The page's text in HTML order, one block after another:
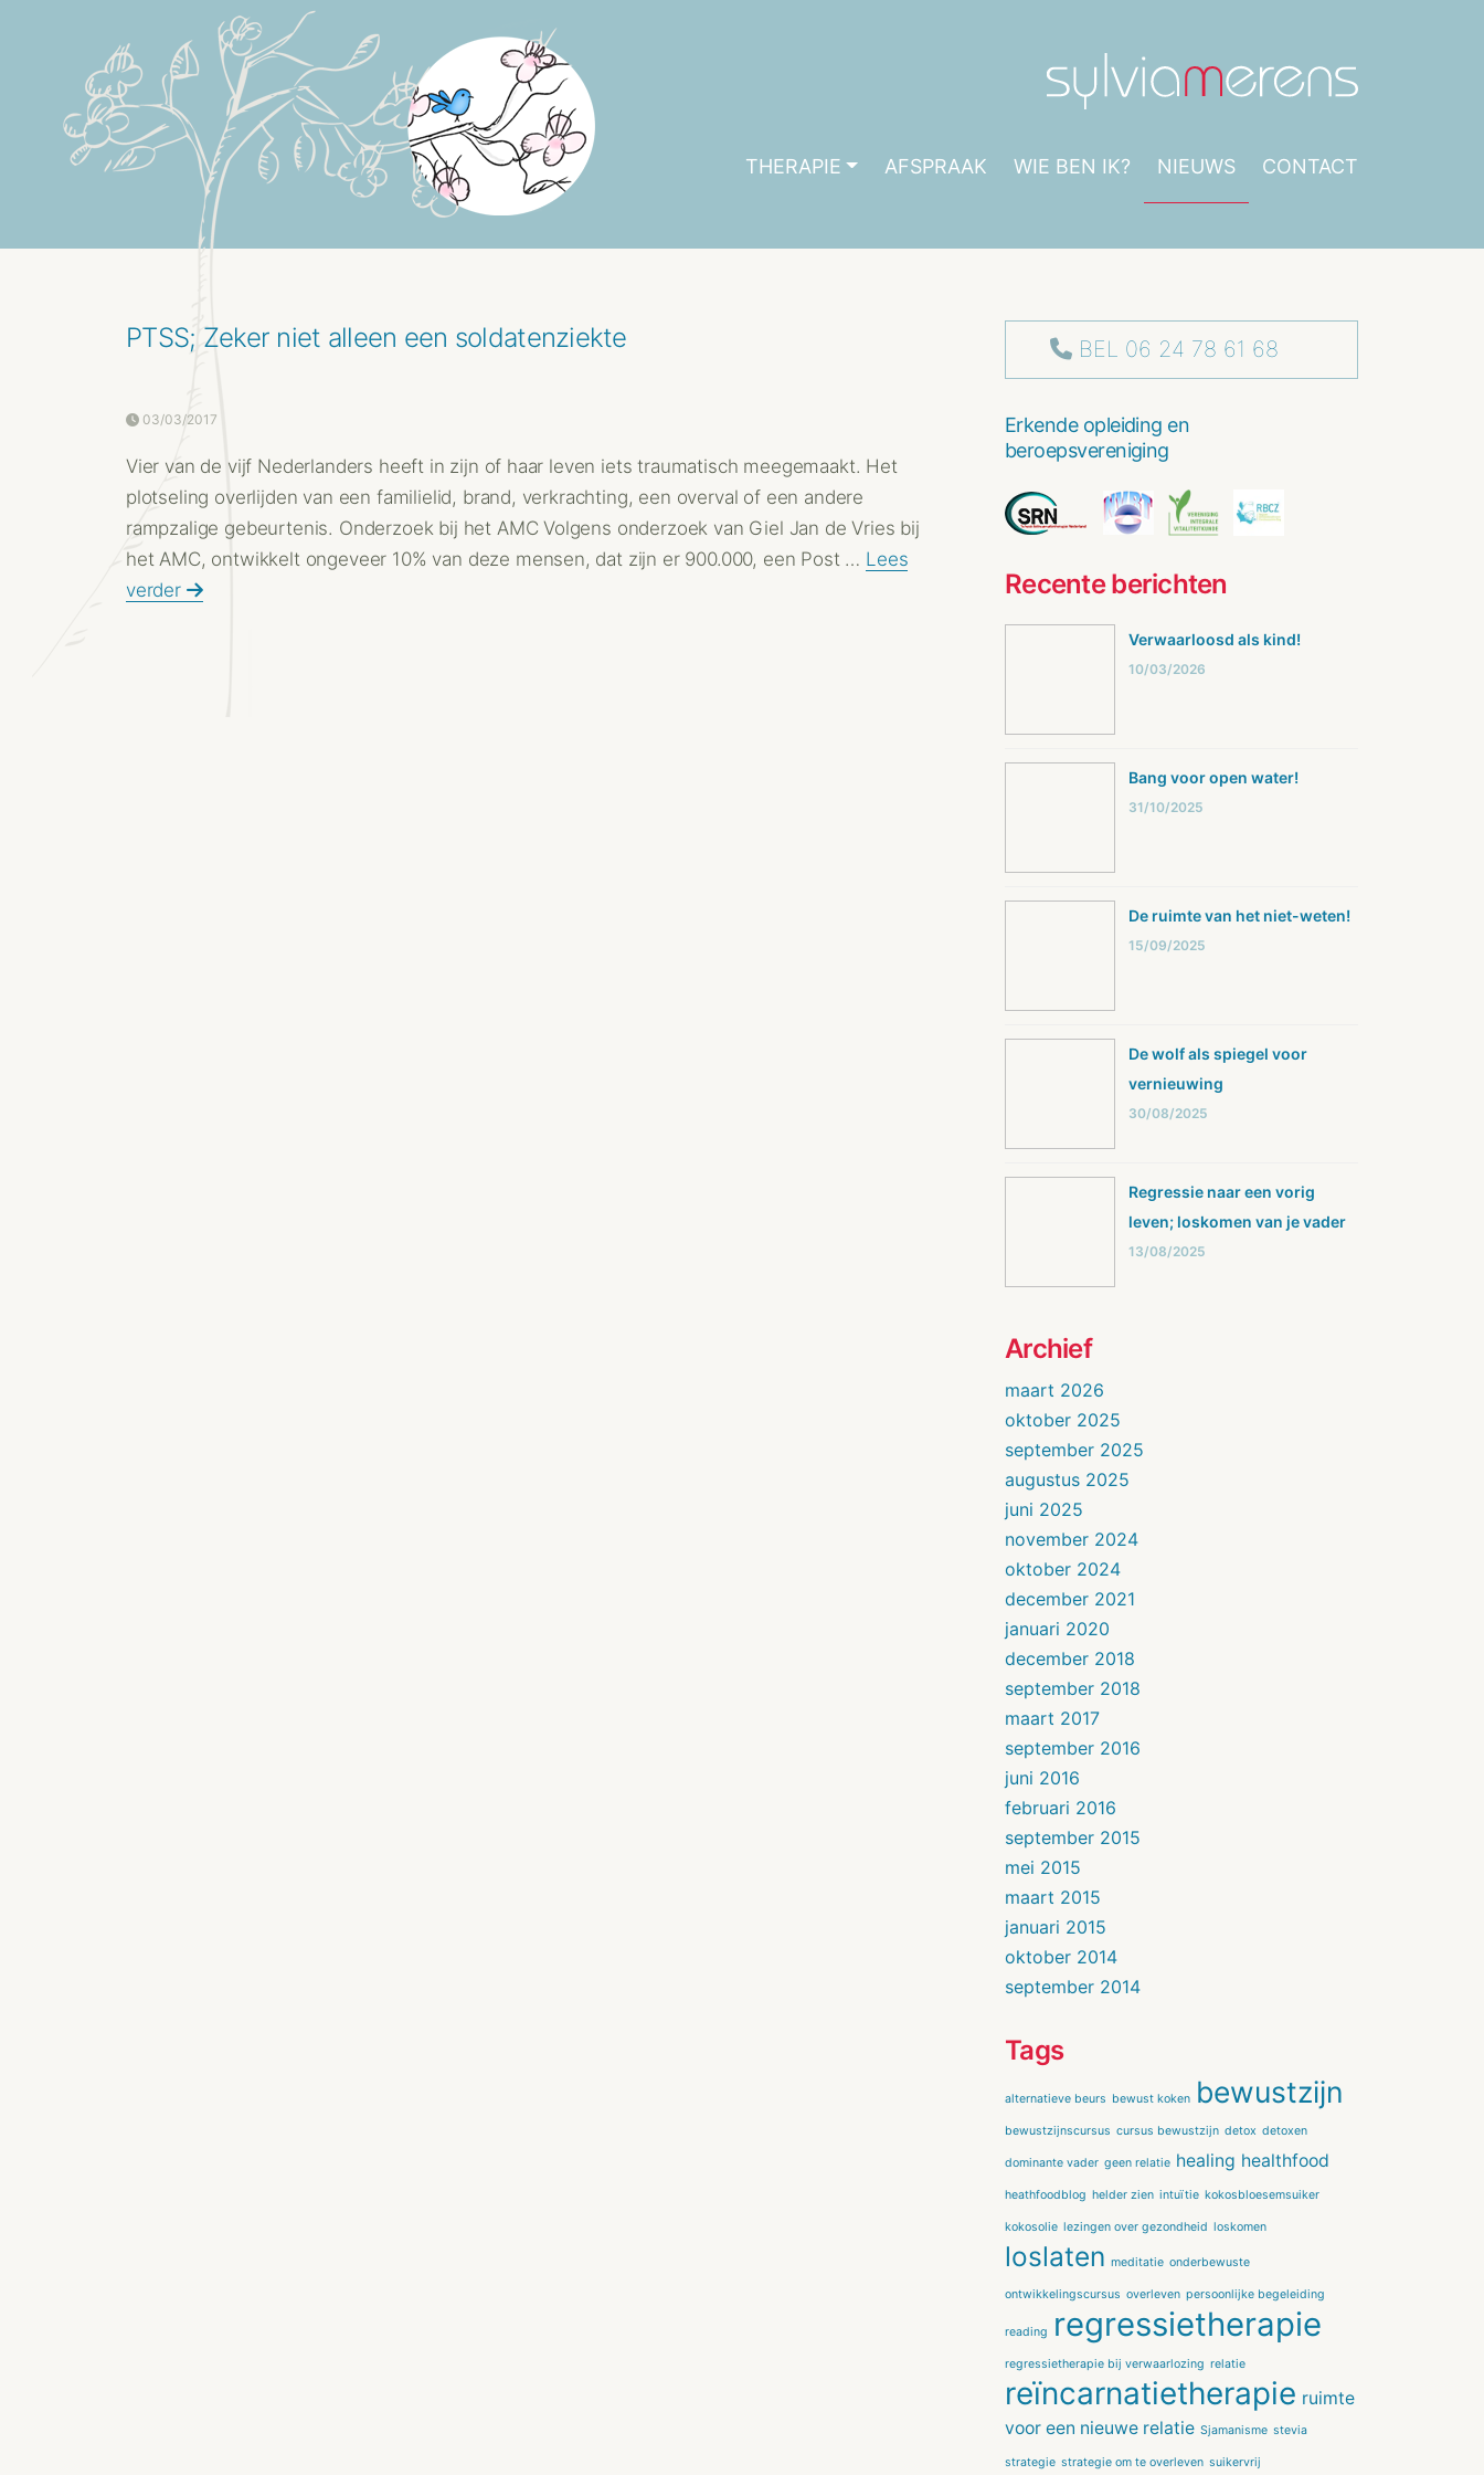
THERAPIE AFSPRAAK WIE BEN IK? NIEUWS CONTACT
PTSS; Zeker niet alleen een soldatenziekte
03/03/2017
Vier van de vijf Nederlanders heeft in zijn of haar leven iets traumatisch meegemaakt. Het
plotseling overlijden van een familielid, brand, verkrachting, een overval of een andere
rampzalige gebeurtenis. Onderzoek bij het AMC Volgens onderzoek van Giel Jan de Vries bij
het AMC, ontwikkelt ongeveer 10% van deze mensen, dat zijn er 900.000, een Post … Lees
verder
BEL 06 24 78 61 68
Erkende opleiding en
beroepsvereniging
Recente berichten
Verwaarloosd als kind!
10/03/2026
Bang voor open water!
31/10/2025
De ruimte van het niet-weten!
15/09/2025
De wolf als spiegel voor
vernieuwing
30/08/2025
Regressie naar een vorig
leven; loskomen van je vader
13/08/2025
Archief
maart 2026
oktober 2025
september 2025
augustus 2025
juni 2025
november 2024
oktober 2024
december 2021
januari 2020
december 2018
september 2018
maart 2017
september 2016
juni 2016
februari 2016
september 2015
mei 2015
maart 2015
januari 2015
oktober 2014
september 2014
Tags
alternatieve beurs bewust koken bewustzijn
bewustzijnscursus cursus bewustzijn detox detoxen
dominante vader geen relatie healing healthfood
heathfoodblog helder zien intuïtie kokosbloesemsuiker
kokosolie lezingen over gezondheid loskomen
loslaten meditatie onderbewuste
ontwikkelingscursus overleven persoonlijke begeleiding
reading regressietherapie
regressietherapie bij verwaarlozing relatie
reïncarnatietherapie ruimte
voor een nieuwe relatie Sjamanisme stevia
strategie strategie om te overleven suikervrij